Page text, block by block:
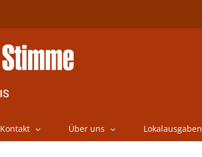
Kontakt Über uns Lokalausgaben